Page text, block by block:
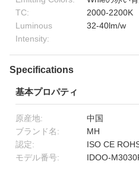
TC:
2000-2200K
Luminous
Intensity:
32-40lm/w
Specifications
基本プロパティ
原産地:
中国
ブランド名:
MH
認定:
ISO CE
モデル番号:
IDOO-